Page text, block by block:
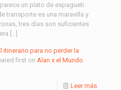
un plato de espagueti.
transporte es una maravilla y
tres días son suficientes
[…]
itinerario para no perder la
first on Alan x el Mundo
Leer más